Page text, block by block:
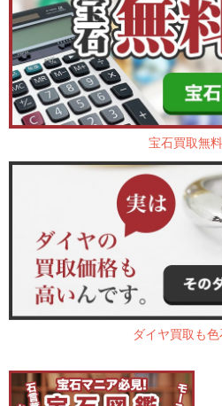
宝石買取無
ダイヤ買取も